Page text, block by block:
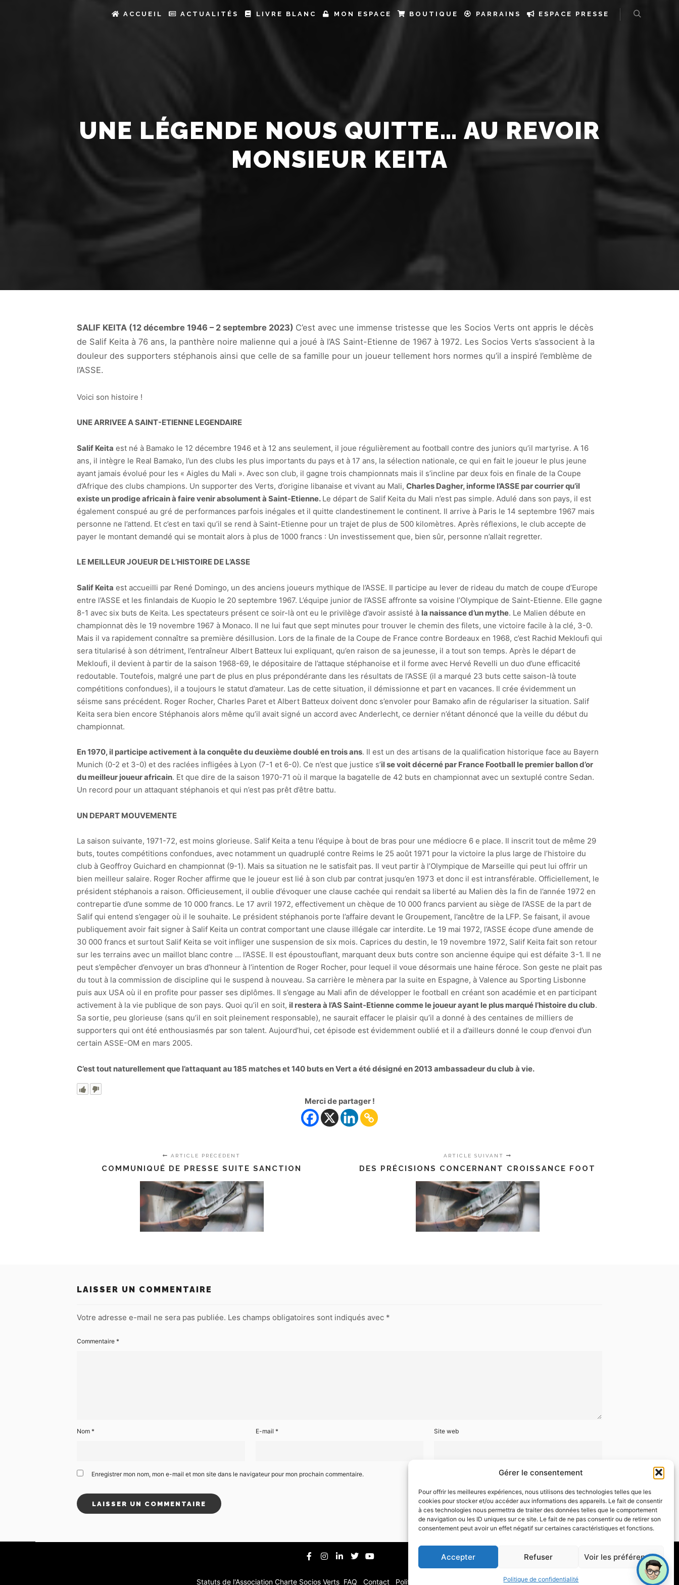
Gérer le consentement
Pour offrir les meilleures expériences, nous utilisons des technologies telles que les
cookies pour stocker et/ou accéder aux informations des appareils. Le fait de consentir
à ces technologies nous permettra de traiter des données telles que le comportement
de navigation ou les ID uniques sur ce site. Le fait de ne pas consentir ou de retirer son
consentement peut avoir un effet négatif sur certaines caractéristiques et fonctions.
Accepter Refuser Voir les préférences
Politique de confidentialité
ACCUEIL ACTUALITÉS LIVRE BLANC MON ESPACE BOUTIQUE PARRAINS ESPACE PRESSE
UNE LÉGENDE NOUS QUITTE… AU REVOIR
MONSIEUR KEITA
SALIF KEITA (12 décembre 1946 – 2 septembre 2023) C’est avec une immense tristesse que les Socios Verts ont appris le décès
de Salif Keita à 76 ans, la panthère noire malienne qui a joué à l’AS Saint-Etienne de 1967 à 1972. Les Socios Verts s’associent à la
douleur des supporters stéphanois ainsi que celle de sa famille pour un joueur tellement hors normes qu’il a inspiré l’emblème de
l’ASSE.
Voici son histoire !
UNE ARRIVEE A SAINT-ETIENNE LEGENDAIRE
Salif Keita est né à Bamako le 12 décembre 1946 et à 12 ans seulement, il joue régulièrement au football contre des juniors qu’il martyrise. A 16
ans, il intègre le Real Bamako, l’un des clubs les plus importants du pays et à 17 ans, la sélection nationale, ce qui en fait le joueur le plus jeune
ayant jamais évolué pour les « Aigles du Mali ». Avec son club, il gagne trois championnats mais il s’incline par deux fois en finale de la Coupe
d’Afrique des clubs champions. Un supporter des Verts, d’origine libanaise et vivant au Mali, Charles Dagher, informe l’ASSE par courrier qu’il
existe un prodige africain à faire venir absolument à Saint-Etienne. Le départ de Salif Keita du Mali n’est pas simple. Adulé dans son pays, il est
également conspué au gré de performances parfois inégales et il quitte clandestinement le continent. Il arrive à Paris le 14 septembre 1967 mais
personne ne l’attend. Et c’est en taxi qu’il se rend à Saint-Etienne pour un trajet de plus de 500 kilomètres. Après réflexions, le club accepte de
payer le montant demandé qui se montait alors à plus de 1000 francs : Un investissement que, bien sûr, personne n’allait regretter.
LE MEILLEUR JOUEUR DE L’HISTOIRE DE L’ASSE
Salif Keita est accueilli par René Domingo, un des anciens joueurs mythique de l’ASSE. Il participe au lever de rideau du match de coupe d’Europe
entre l’ASSE et les finlandais de Kuopio le 20 septembre 1967. L’équipe junior de l’ASSE affronte sa voisine l’Olympique de Saint-Etienne. Elle gagne
8-1 avec six buts de Keita. Les spectateurs présent ce soir-là ont eu le privilège d’avoir assisté à la naissance d’un mythe. Le Malien débute en
championnat dès le 19 novembre 1967 à Monaco. Il ne lui faut que sept minutes pour trouver le chemin des filets, une victoire facile à la clé, 3-0.
Mais il va rapidement connaître sa première désillusion. Lors de la finale de la Coupe de France contre Bordeaux en 1968, c’est Rachid Mekloufi qui
sera titularisé à son détriment, l’entraîneur Albert Batteux lui expliquant, qu’en raison de sa jeunesse, il a tout son temps. Après le départ de
Mekloufi, il devient à partir de la saison 1968-69, le dépositaire de l’attaque stéphanoise et il forme avec Hervé Revelli un duo d’une efficacité
redoutable. Toutefois, malgré une part de plus en plus prépondérante dans les résultats de l’ASSE (il a marqué 23 buts cette saison-là toute
compétitions confondues), il a toujours le statut d’amateur. Las de cette situation, il démissionne et part en vacances. Il crée évidemment un
séisme sans précédent. Roger Rocher, Charles Paret et Albert Batteux doivent donc s’envoler pour Bamako afin de régulariser la situation. Salif
Keita sera bien encore Stéphanois alors même qu’il avait signé un accord avec Anderlecht, ce dernier n’étant dénoncé que la veille du début du
championnat.
En 1970, il participe activement à la conquête du deuxième doublé en trois ans. Il est un des artisans de la qualification historique face au Bayern
Munich (0-2 et 3-0) et des raclées infligées à Lyon (7-1 et 6-0). Ce n’est que justice s’il se voit décerné par France Football le premier ballon d’or
du meilleur joueur africain. Et que dire de la saison 1970-71 où il marque la bagatelle de 42 buts en championnat avec un sextuplé contre Sedan.
Un record pour un attaquant stéphanois et qui n’est pas prêt d’être battu.
UN DEPART MOUVEMENTE
La saison suivante, 1971-72, est moins glorieuse. Salif Keita a tenu l’équipe à bout de bras pour une médiocre 6 e place. Il inscrit tout de même 29
buts, toutes compétitions confondues, avec notamment un quadruplé contre Reims le 25 août 1971 pour la victoire la plus large de l’histoire du
club à Geoffroy Guichard en championnat (9-1). Mais sa situation ne le satisfait pas. Il veut partir à l’Olympique de Marseille qui peut lui offrir un
bien meilleur salaire. Roger Rocher affirme que le joueur est lié à son club par contrat jusqu’en 1973 et donc il est intransférable. Officiellement, le
président stéphanois a raison. Officieusement, il oublie d’évoquer une clause cachée qui rendait sa liberté au Malien dès la fin de l’année 1972 en
contrepartie d’une somme de 10 000 francs. Le 17 avril 1972, effectivement un chèque de 10 000 francs parvient au siège de l’ASSE de la part de
Salif qui entend s’engager où il le souhaite. Le président stéphanois porte l’affaire devant le Groupement, l’ancêtre de la LFP. Se faisant, il avoue
publiquement avoir fait signer à Salif Keita un contrat comportant une clause illégale car interdite. Le 19 mai 1972, l’ASSE écope d’une amende de
30 000 francs et surtout Salif Keita se voit infliger une suspension de six mois. Caprices du destin, le 19 novembre 1972, Salif Keita fait son retour
sur les terrains avec un maillot blanc contre … l’ASSE. Il est époustouflant, marquant deux buts contre son ancienne équipe qui est défaite 3-1. Il ne
peut s’empêcher d’envoyer un bras d’honneur à l’intention de Roger Rocher, pour lequel il voue désormais une haine féroce. Son geste ne plait pas
du tout à la commission de discipline qui le suspend à nouveau. Sa carrière le mènera par la suite en Espagne, à Valence au Sporting Lisbonne
puis aux USA où il en profite pour passer ses diplômes. Il s’engage au Mali afin de développer le football en créant son académie et en participant
activement à la vie publique de son pays. Quoi qu’il en soit, il restera à l’AS Saint-Etienne comme le joueur ayant le plus marqué l’histoire du club.
Sa sortie, peu glorieuse (sans qu’il en soit pleinement responsable), ne saurait effacer le plaisir qu’il a donné à des centaines de milliers de
supporters qui ont été enthousiasmés par son talent. Aujourd’hui, cet épisode est évidemment oublié et il a d’ailleurs donné le coup d’envoi d’un
certain ASSE-OM en mars 2005.
C’est tout naturellement que l’attaquant au 185 matches et 140 buts en Vert a été désigné en 2013 ambassadeur du club à vie.
Merci de partager !
ARTICLE PRÉCÉDENT
COMMUNIQUÉ DE PRESSE SUITE SANCTION
ARTICLE SUIVANT
DES PRÉCISIONS CONCERNANT CROISSANCE FOOT
LAISSER UN COMMENTAIRE
Votre adresse e-mail ne sera pas publiée. Les champs obligatoires sont indiqués avec *
Commentaire *
Nom * E-mail * Site web
Enregistrer mon nom, mon e-mail et mon site dans le navigateur pour mon prochain commentaire.
Statuts de l'Association Charte Socios Verts FAQ Contact Politique de confidentialité